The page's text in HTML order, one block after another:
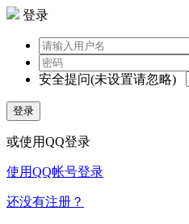
登录
安全提问(未设置请忽略)
登录
或使用QQ登录
使用QQ帐号登录
还没有注册？